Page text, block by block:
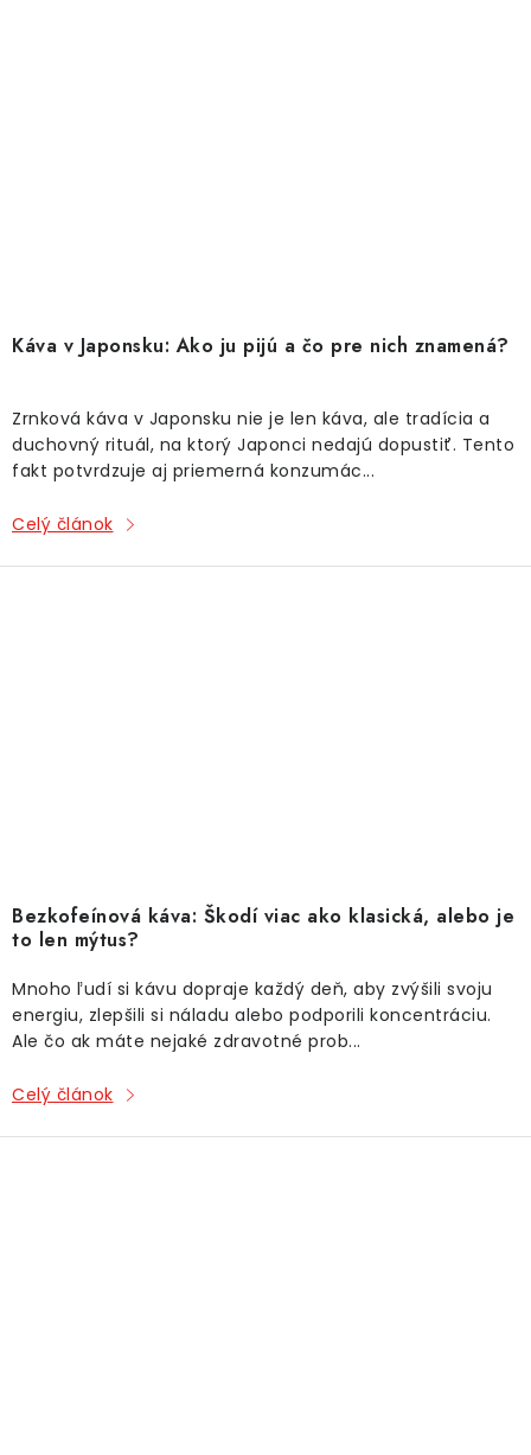
Káva v Japonsku: Ako ju pijú a čo pre nich znamená?
Zrnková káva v Japonsku nie je len káva, ale tradícia a
duchovný rituál, na ktorý Japonci nedajú dopustiť. Tento
fakt potvrdzuje aj priemerná konzumác...
Celý článok
Bezkofeínová káva: Škodí viac ako klasická, alebo je
to len mýtus?
Mnoho ľudí si kávu dopraje každý deň, aby zvýšili svoju
energiu, zlepšili si náladu alebo podporili koncentráciu.
Ale čo ak máte nejaké zdravotné prob...
Celý článok